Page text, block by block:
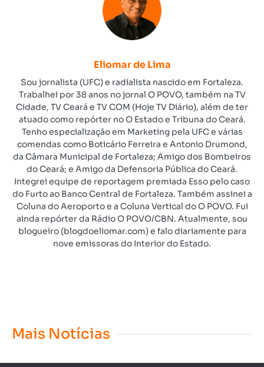
Eliomar de Lima
Sou jornalista (UFC) e radialista nascido em Fortaleza.
Trabalhei por 38 anos no jornal O POVO, também na TV
Cidade, TV Ceará e TV COM (Hoje TV Diário), além de ter
atuado como repórter no O Estado e Tribuna do Ceará.
Tenho especialização em Marketing pela UFC e várias
comendas como Boticário Ferreira e Antonio Drumond,
da Câmara Municipal de Fortaleza; Amigo dos Bombeiros
do Ceará; e Amigo da Defensoria Pública do Ceará.
Integrei equipe de reportagem premiada Esso pelo caso
do Furto ao Banco Central de Fortaleza. Também assinei a
Coluna do Aeroporto e a Coluna Vertical do O POVO. Fui
ainda repórter da Rádio O POVO/CBN. Atualmente, sou
blogueiro (blogdoeliomar.com) e falo diariamente para
nove emissoras do Interior do Estado.
Mais Notícias